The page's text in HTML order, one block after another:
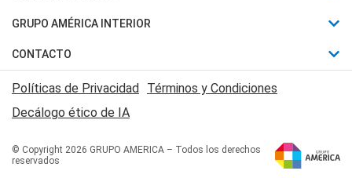
Judiciales
Economia
Motores
Trucos caseros
Series y Películas
Edictos y Solicitadas
Fútbol
Mundial
Automovilismo
Rugby
Básquet
GRUPO AMÉRICA INTERIOR
Canal 7 en Vivo
San Juan 8
CONTACTO
Acerca de Nosotros
Contactanos
Políticas de Privacidad Términos y Condiciones
Decálogo ético de IA
© Copyright 2026 GRUPO AMERICA – Todos los derechos
reservados